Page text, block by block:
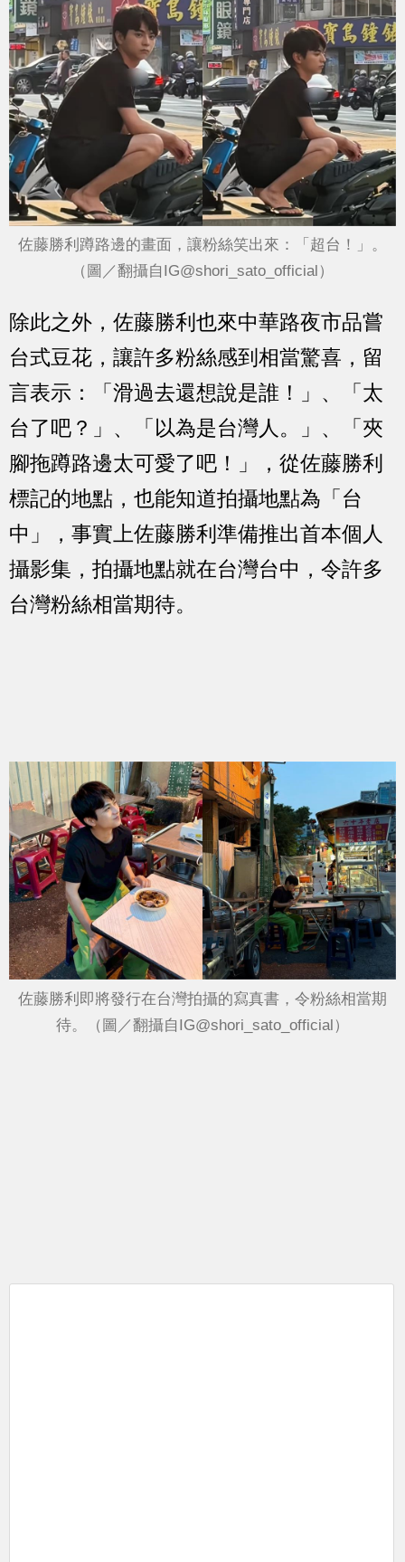
佐藤勝利蹲路邊的畫面，讓粉絲笑出來：「超台！」。
（圖／翻攝自IG@shori_sato_official）
除此之外，佐藤勝利也來中華路夜市品嘗
台式豆花，讓許多粉絲感到相當驚喜，留
言表示：「滑過去還想說是誰！」、「太
台了吧？」、「以為是台灣人。」、「夾
腳拖蹲路邊太可愛了吧！」，從佐藤勝利
標記的地點，也能知道拍攝地點為「台
中」，事實上佐藤勝利準備推出首本個人
攝影集，拍攝地點就在台灣台中，令許多
台灣粉絲相當期待。
佐藤勝利即將發行在台灣拍攝的寫真書，令粉絲相當期
待。（圖／翻攝自IG@shori_sato_official）